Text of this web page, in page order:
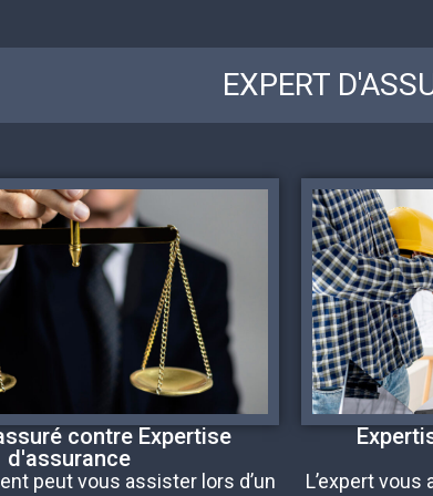
EXPERT
contre Expertise
d'assurance
peut vous assister lors d’un
L’expert